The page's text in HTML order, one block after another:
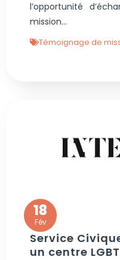
l’opportunité
mission...
Témoignage de
18
Fév
Service
un centre